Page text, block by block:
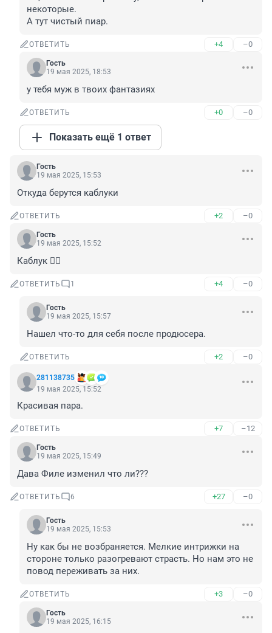
некоторые.
А тут чистый пиар.
ОТВЕТИТЬ +4 –0
Гость
19 мая 2025, 18:53
у тебя муж в твоих фантазиях
ОТВЕТИТЬ +0 –0
Показать ещё 1 ответ
Гость
19 мая 2025, 15:53
Откуда берутся каблуки
ОТВЕТИТЬ +2 –0
Гость
19 мая 2025, 15:52
Каблук 🤦‍♂️
ОТВЕТИТЬ 1 +4 –0
Гость
19 мая 2025, 15:57
Нашел что-то для себя после продюсера.
ОТВЕТИТЬ +2 –0
281138735
19 мая 2025, 15:52
Красивая пара.
ОТВЕТИТЬ +7 –12
Гость
19 мая 2025, 15:49
Дава Филе изменил что ли???
ОТВЕТИТЬ 6 +27 –0
Гость
19 мая 2025, 15:53
Ну как бы не возбраняется. Мелкие интрижки на
стороне только разогревают страсть. Но нам это не
повод переживать за них.
ОТВЕТИТЬ +3 –0
Гость
19 мая 2025, 16:15